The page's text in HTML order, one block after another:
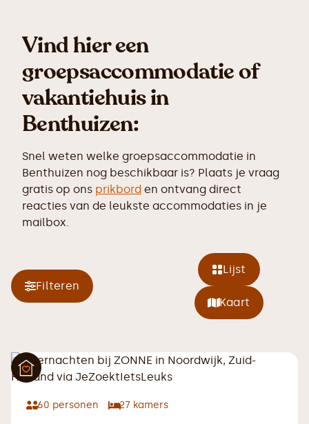
Vind hier een
groepsaccommodatie of
vakantiehuis in
Benthuizen:
Snel weten welke groepsaccommodatie in
Benthuizen nog beschikbaar is? Plaats je vraag
gratis op ons prikbord en ontvang direct
reacties van de leukste accommodaties in je
mailbox.
Filteren
Lijst
Kaart
60 personen 27 kamers